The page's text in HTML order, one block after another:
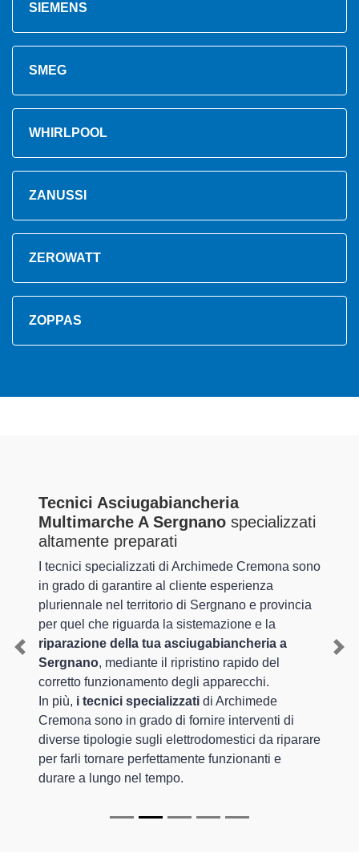
SIEMENS
SMEG
WHIRLPOOL
ZANUSSI
ZEROWATT
ZOPPAS
Tecnici Asciugabiancheria
Multimarche A Sergnano specializzati
altamente preparati
I tecnici specializzati di Archimede Cremona sono
in grado di garantire al cliente esperienza
pluriennale nel territorio di Sergnano e provincia
per quel che riguarda la sistemazione e la
riparazione della tua asciugabiancheria a
Sergnano, mediante il ripristino rapido del
corretto funzionamento degli apparecchi.
In più, i tecnici specializzati di Archimede
Cremona sono in grado di fornire interventi di
diverse tipologie sugli elettrodomestici da riparare
per farli tornare perfettamente funzionanti e
durare a lungo nel tempo.
Previous